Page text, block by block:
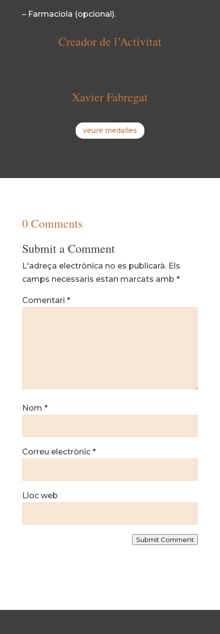
– Farmaciola (opcional).
Creador de l’Activitat
Xavier Fabregat
veure medalles
0 Comments
Submit a Comment
L'adreça electrònica no es publicarà. Els
camps necessaris estan marcats amb *
Comentari *
Nom *
Correu electrònic *
Lloc web
Submit Comment